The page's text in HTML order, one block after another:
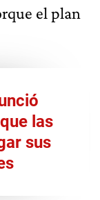
el plan
las
sus